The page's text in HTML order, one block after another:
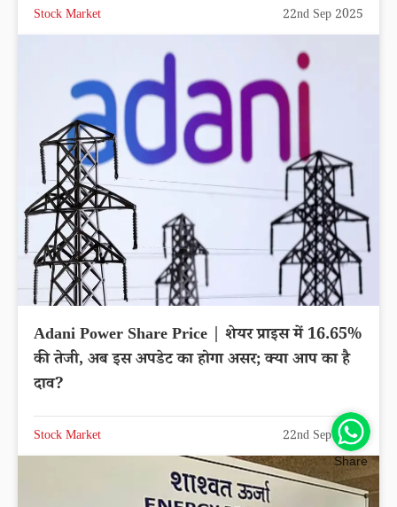
Stock Market 22nd Sep 2025
Adani Power Share Price | शेयर प्राइस में 16.65%
की तेजी, अब इस अपडेट का होगा असर; क्या आप का है
दाव?
Stock Market 22nd Sep 2025
Share